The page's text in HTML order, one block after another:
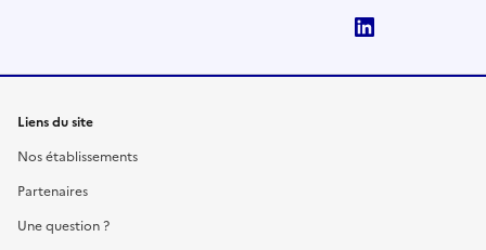
Liens du site
Nos établissements
Partenaires
Une question ?